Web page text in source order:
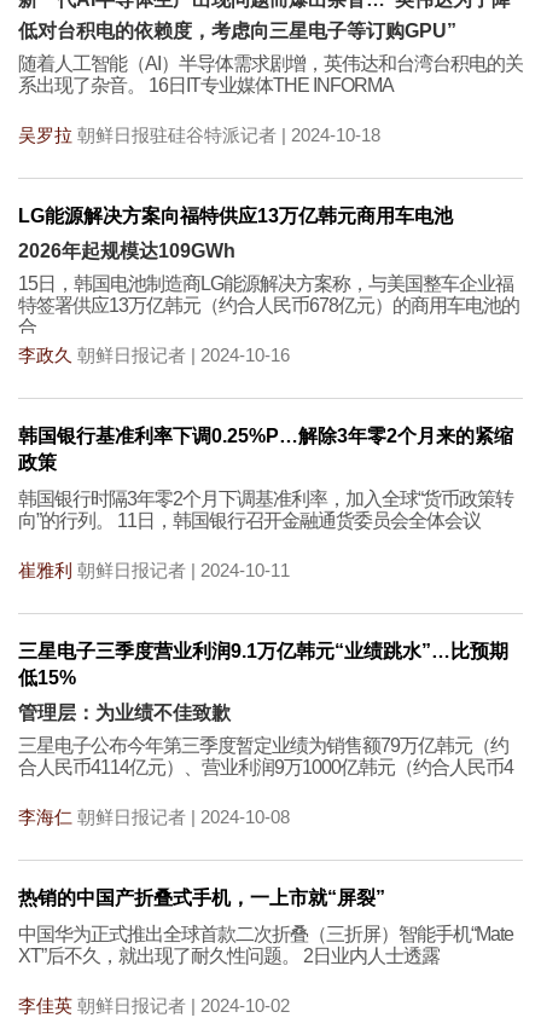
低对台积电的依赖度，考虑向三星电子等订购GPU”
随着人工智能（AI）半导体需求剧增，英伟达和台湾台积电的关
系出现了杂音。 16日IT专业媒体THE INFORMA
吴罗拉 朝鲜日报驻硅谷特派记者 | 2024-10-18
LG能源解决方案向福特供应13万亿韩元商用车电池
2026年起规模达109GWh
15日，韩国电池制造商LG能源解决方案称，与美国整车企业福
特签署供应13万亿韩元（约合人民币678亿元）的商用车电池的
合
李政久 朝鲜日报记者 | 2024-10-16
韩国银行基准利率下调0.25%P…解除3年零2个月来的紧缩
政策
韩国银行时隔3年零2个月下调基准利率，加入全球“货币政策转
向”的行列。 11日，韩国银行召开金融通货委员会全体会议
崔雅利 朝鲜日报记者 | 2024-10-11
三星电子三季度营业利润9.1万亿韩元“业绩跳水”…比预期
低15%
管理层：为业绩不佳致歉
三星电子公布今年第三季度暂定业绩为销售额79万亿韩元（约
合人民币4114亿元）、营业利润9万1000亿韩元（约合人民币4
李海仁 朝鲜日报记者 | 2024-10-08
热销的中国产折叠式手机，一上市就“屏裂”
中国华为正式推出全球首款二次折叠（三折屏）智能手机“Mate
XT”后不久，就出现了耐久性问题。 2日业内人士透露
李佳英 朝鲜日报记者 | 2024-10-02